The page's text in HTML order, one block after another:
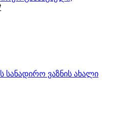
სანადირო ვაზნის ახალი